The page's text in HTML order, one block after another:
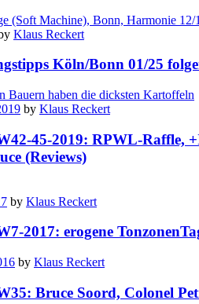
Klaus Reckert
Köln/Bonn 01/25
by Klaus Reckert
45-2019: RPWL-Raffle,
(Reviews)
by Klaus Reckert
2017: erogene
by Klaus Reckert
Bruce Soord, Colonel